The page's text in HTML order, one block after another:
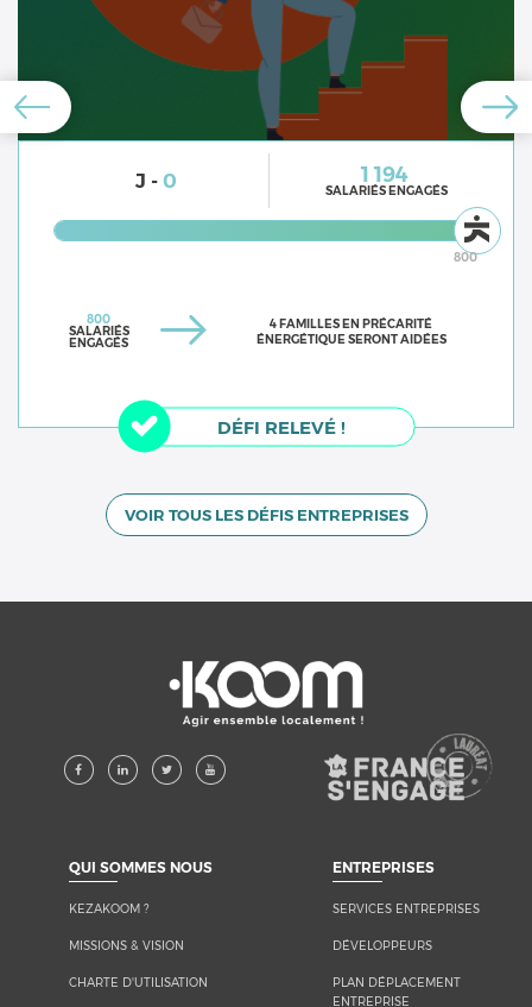
J -0 1 194
SALARIÉS ENGAGÉS
800
800
SALARIÉS
ENGAGÉS
4 FAMILLES EN PRÉCARITÉ
ÉNERGÉTIQUE SERONT AIDÉES
DÉFI RELEVÉ !
VOIR TOUS LES DÉFIS ENTREPRISES
KEZAKOOM ?
MISSIONS & VISION
CHARTE D'UTILISATION
SERVICES ENTREPRISES
DÉVELOPPEURS
PLAN DÉPLACEMENT
ENTREPRISE